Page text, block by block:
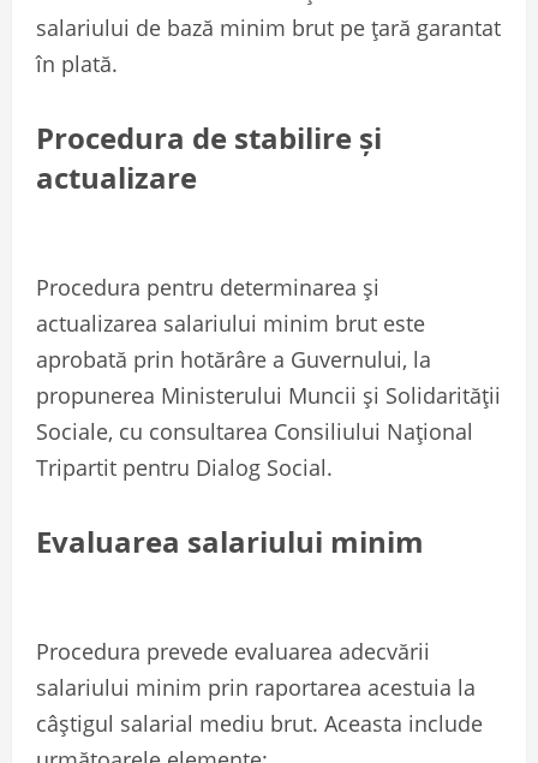
salariului de bază minim brut pe țară garantat
în plată.
Procedura de stabilire și
actualizare
Procedura pentru determinarea și
actualizarea salariului minim brut este
aprobată prin hotărâre a Guvernului, la
propunerea Ministerului Muncii și Solidarității
Sociale, cu consultarea Consiliului Național
Tripartit pentru Dialog Social.
Evaluarea salariului minim
Procedura prevede evaluarea adecvării
salariului minim prin raportarea acestuia la
câștigul salarial mediu brut. Aceasta include